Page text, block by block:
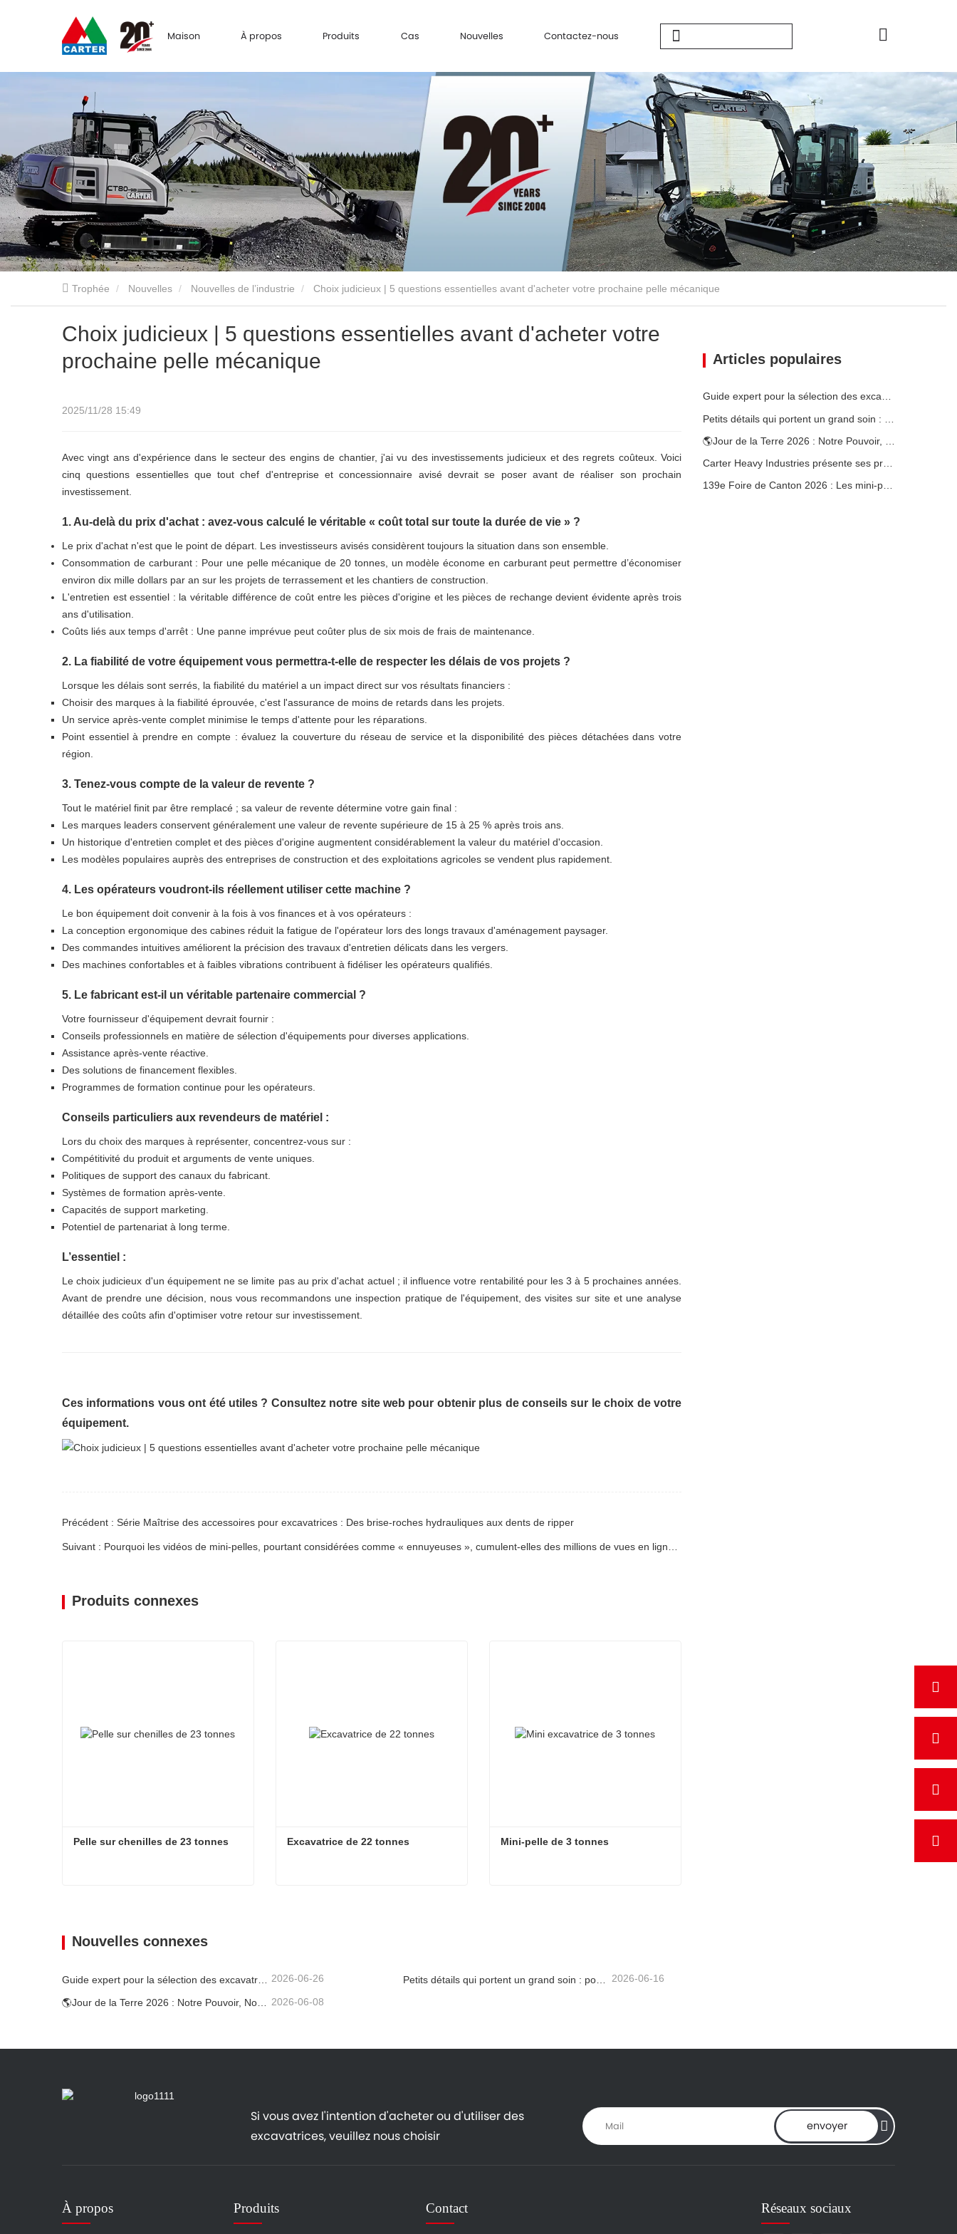
Maison À propos Produits Cas Nouvelles Contactez-nous
Trophée Nouvelles Nouvelles de l’industrie Choix judicieux | 5 questions essentielles avant d'acheter votre prochaine pelle mécanique
Choix judicieux | 5 questions essentielles avant d'acheter votre
prochaine pelle mécanique
2025/11/28 15:49
Avec vingt ans d'expérience dans le secteur des engins de chantier, j'ai vu des investissements judicieux et des regrets coûteux. Voici
cinq questions essentielles que tout chef d'entreprise et concessionnaire avisé devrait se poser avant de réaliser son prochain
investissement.
1. Au-delà du prix d'achat : avez-vous calculé le véritable « coût total sur toute la durée de vie » ?
Le prix d'achat n'est que le point de départ. Les investisseurs avisés considèrent toujours la situation dans son ensemble.
Consommation de carburant : Pour une pelle mécanique de 20 tonnes, un modèle économe en carburant peut permettre d’économiser
environ dix mille dollars par an sur les projets de terrassement et les chantiers de construction.
L'entretien est essentiel : la véritable différence de coût entre les pièces d'origine et les pièces de rechange devient évidente après trois
ans d'utilisation.
Coûts liés aux temps d'arrêt : Une panne imprévue peut coûter plus de six mois de frais de maintenance.
2. La fiabilité de votre équipement vous permettra-t-elle de respecter les délais de vos projets ?
Lorsque les délais sont serrés, la fiabilité du matériel a un impact direct sur vos résultats financiers :
Choisir des marques à la fiabilité éprouvée, c'est l'assurance de moins de retards dans les projets.
Un service après-vente complet minimise le temps d'attente pour les réparations.
Point essentiel à prendre en compte : évaluez la couverture du réseau de service et la disponibilité des pièces détachées dans votre
région.
3. Tenez-vous compte de la valeur de revente ?
Tout le matériel finit par être remplacé ; sa valeur de revente détermine votre gain final :
Les marques leaders conservent généralement une valeur de revente supérieure de 15 à 25 % après trois ans.
Un historique d'entretien complet et des pièces d'origine augmentent considérablement la valeur du matériel d'occasion.
Les modèles populaires auprès des entreprises de construction et des exploitations agricoles se vendent plus rapidement.
4. Les opérateurs voudront-ils réellement utiliser cette machine ?
Le bon équipement doit convenir à la fois à vos finances et à vos opérateurs :
La conception ergonomique des cabines réduit la fatigue de l'opérateur lors des longs travaux d'aménagement paysager.
Des commandes intuitives améliorent la précision des travaux d'entretien délicats dans les vergers.
Des machines confortables et à faibles vibrations contribuent à fidéliser les opérateurs qualifiés.
5. Le fabricant est-il un véritable partenaire commercial ?
Votre fournisseur d'équipement devrait fournir :
Conseils professionnels en matière de sélection d'équipements pour diverses applications.
Assistance après-vente réactive.
Des solutions de financement flexibles.
Programmes de formation continue pour les opérateurs.
Conseils particuliers aux revendeurs de matériel :
Lors du choix des marques à représenter, concentrez-vous sur :
Compétitivité du produit et arguments de vente uniques.
Politiques de support des canaux du fabricant.
Systèmes de formation après-vente.
Capacités de support marketing.
Potentiel de partenariat à long terme.
L’essentiel :
Le choix judicieux d'un équipement ne se limite pas au prix d'achat actuel ; il influence votre rentabilité pour les 3 à 5 prochaines années.
Avant de prendre une décision, nous vous recommandons une inspection pratique de l'équipement, des visites sur site et une analyse
détaillée des coûts afin d'optimiser votre retour sur investissement.
Ces informations vous ont été utiles ? Consultez notre site web pour obtenir plus de conseils sur le choix de votre
équipement.
Précédent : Série Maîtrise des accessoires pour excavatrices : Des brise-roches hydrauliques aux dents de ripper
Suivant : Pourquoi les vidéos de mini-pelles, pourtant considérées comme « ennuyeuses », cumulent-elles des millions de vues en ligne ?
Produits connexes
Pelle sur chenilles de 23 tonnes Excavatrice de 22 tonnes Mini-pelle de 3 tonnes
Nouvelles connexes
2026-06-26 Petits détails qui portent un grand soin : porte-gobelet soudé sur mesure pour mini-pelles 2026-06-16
2026-06-08
Articles populaires
Guide expert pour la sélection des excavatrices Carter (0,6 t à 60 t) pour une efficacité optimale sur le chantier
139e Foire de Canton 2026 : Les mini-pelles de Carter Heavy Industry au stand 12.0B35
Si vous avez l'intention d'acheter ou d'utiliser des
excavatrices, veuillez nous choisir
envoyer
À propos Produits Contact Réseaux sociaux